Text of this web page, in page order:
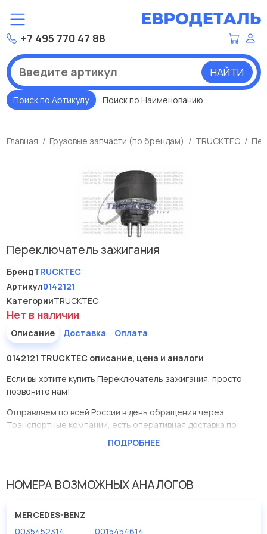
+7 495 770 47 88
НАЙТИ
Поиск по Артикулу Поиск по Наименованию
Главная Грузовые запчасти (по брендам) TRUCKTEC
Переключатель зажигания
БрендTRUCKTEC
Артикул0142121
КатегорииTRUCKTEC
Нет в наличии
Описание Доставка Оплата
0142121 TRUCKTEC описание, цена и аналоги
Если вы хотите купить Переключатель зажигания, просто
позвоните нам!
Отправляем по всей России в день обращения через
Транспортные компании, есть оперативная доставка по
У данной детали есть аналоги с номерами, убедитесь сами.
представлены в большом ассортименте.
ПОДРОБНЕЕ
НОМЕРА ВОЗМОЖНЫХ АНАЛОГОВ
MERCEDES-BENZ
0035452314
0015454614